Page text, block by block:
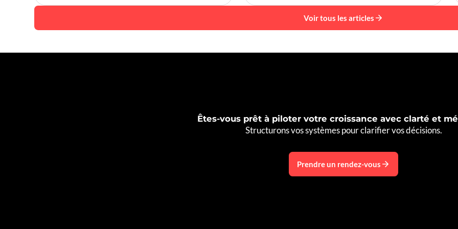
Voir tous les articles
Êtes-vous prêt à piloter votre croissance avec clarté et
Structurons vos systèmes pour clarifier vos décisions.
Prendre un rendez-vous